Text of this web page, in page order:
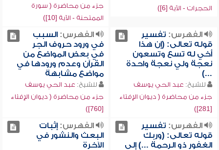
الحجرات - الآية [6])
جزء من محاضرة ( سورة
الممتحنة - الآية [10])
الفهرس: تفسير
قوله تعالى: (إن هذا
أخي له تسع وتسعون
نعجة ولي نعجة واحدة
...)
للشيخ: عبد الحي يوسف
جزء من محاضرة ( ديوان الإفتاء
[281])
الفهرس:السبب
في ورود حروف الجر
في بعض المواضع من
القرآن وعدم ورودها في
مواضع مشابهة
للشيخ: عبد الحي يوسف
جزء من محاضرة ( ديوان الإفتاء
[760])
الفهرس: تفسير
قوله تعالى: (وربك
الغفور ذو الرحمة ...) إلى
الفهرس:إثبات
البعث والنشور في
الآخرة